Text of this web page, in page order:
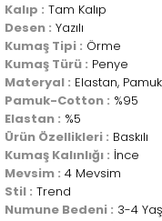
Kalıp : Tam Kalıp
Desen : Yazılı
Kumaş Tipi : Örme
Kumaş Türü : Penye
Materyal : Elastan,
Pamuk-Cotton : %95
Elastan : %5
Ürün Özellikleri : Baskılı
Kumaş Kalınlığı : İnce
Mevsim : 4 Mevsim
Stil : Trend
Numune Bedeni : 3-4 Yaş